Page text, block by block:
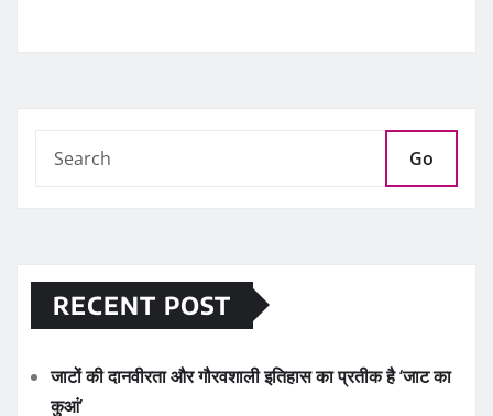
Go
RECENT POST
जाटों की दानवीरता और गौरवशाली इतिहास का प्रतीक है ‘जाट का
कुआं’